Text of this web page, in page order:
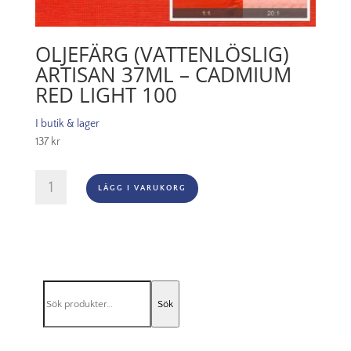
OLJEFÄRG (VATTENLÖSLIG)
ARTISAN 37ML – CADMIUM
RED LIGHT 100
I butik & lager
137 kr
(vattenlöslig)
red
light
LÄGG I VARUKORG
efter:
Sök